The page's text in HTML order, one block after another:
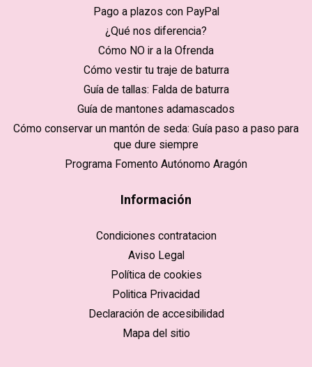
Pago a plazos con PayPal
¿Qué nos diferencia?
Cómo NO ir a la Ofrenda
Cómo vestir tu traje de baturra
Guía de tallas: Falda de baturra
Guía de mantones adamascados
Cómo conservar un mantón de seda: Guía paso a paso para
que dure siempre
Programa Fomento Autónomo Aragón
Información
Condiciones contratacion
Aviso Legal
Política de cookies
Politica Privacidad
Declaración de accesibilidad
Mapa del sitio